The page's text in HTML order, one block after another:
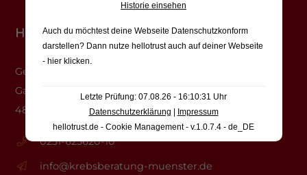
Hauptstelle Münster
Gesundheitshaus
Gasselstiege 13
48159 Münster
0251-625620-10
info@krebsberatung-muenster.de
Historie einsehen
Auch du möchtest deine Webseite Datenschutzkonform
darstellen? Dann nutze hellotrust auch auf deiner Webseite
- hier klicken.
Letzte Prüfung: 07.08.26 - 16:10:31 Uhr
Datenschutzerklärung
Impressum
hellotrust.de - Cookie Management - v.1.0.7.4 - de_DE